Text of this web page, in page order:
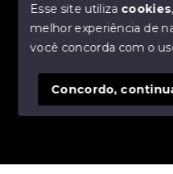
Olá!
© Copyright 2026 - Nova
SITE PARA IMOBILIARIA
Esse site utiliza cookies
melhor experiência de
você concorda com o
Concordo,